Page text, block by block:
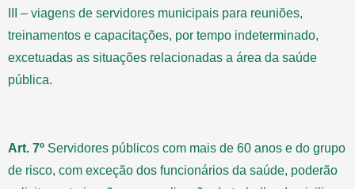
III – viagens de servidores municipais para reuniões,
treinamentos e capacitações, por tempo indeterminado,
excetuadas as situações relacionadas a área da saúde
pública.
Art. 7º Servidores públicos com mais de 60 anos e do grupo
de risco, com exceção dos funcionários da saúde, poderão